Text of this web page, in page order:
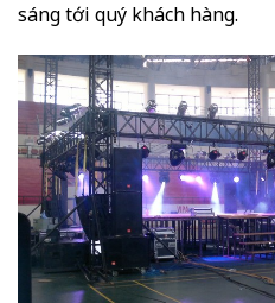
sáng tới quý khách hàng.